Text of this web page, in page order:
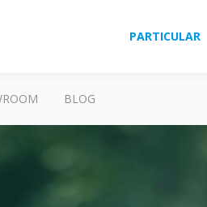
PARTICULAR
BLOG